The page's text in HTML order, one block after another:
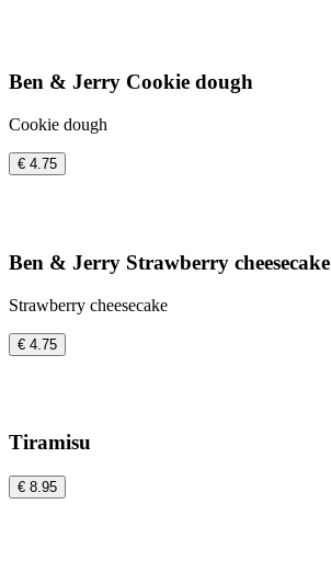
Ben & Jerry Cookie dough
Cookie dough
€ 4.75
Ben & Jerry Strawberry cheesecake
Strawberry cheesecake
€ 4.75
Tiramisu
€ 8.95